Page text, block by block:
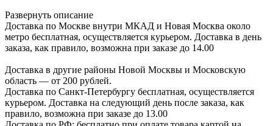
Развернуть описание
Доставка по Москве внутри МКАД и Новая Москва около
метро бесплатная, осуществляется курьером. Доставка в день
заказа, как правило, возможна при заказе до 14.00
Доставка в другие районы Новой Москвы и Московскую
область — от 200 рублей.
Доставка по Санкт-Петербургу бесплатная, осуществляется
курьером. Доставка на следующий день после заказа, как
правило, возможна при заказе до 13.00